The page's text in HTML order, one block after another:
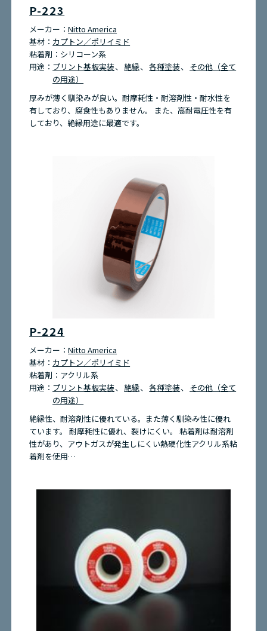
P-223
メーカー：Nitto America
基材： カプトン／ポリイミド
粘着剤： シリコーン系
用途： プリント基板実装 絶縁 各種塗装
その他（全て
の用途）
厚みが薄く馴染みが良い。耐摩耗性・耐溶剤性・耐水性を
有しており、腐食性もありません。 また、高耐電圧性を有
しており、絶縁用途に最適です。
P-224
メーカー：Nitto America
基材： カプトン／ポリイミド
粘着剤： アクリル系
用途： プリント基板実装 絶縁 各種塗装
その他（全て
の用途）
絶縁性、耐溶剤性に優れている。また薄く馴染み性に優れ
ています。 耐摩耗性に優れ、裂けにくい。 粘着剤は耐溶剤
性があり、アウトガスが発生しにくい熱硬化性アクリル系粘
着剤を使用…